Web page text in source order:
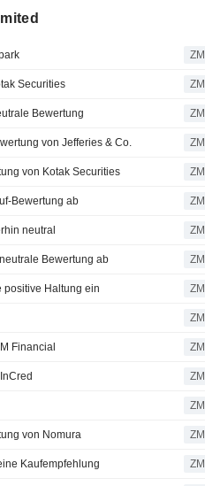
ZM
Securities ZM
Bewertung ZM
von Jefferies & Co. ZM
von Kotak Securities ZM
Bewertung ab ZM
neutral ZM
Bewertung ab ZM
positive Haltung ein ZM
ZM
Financial ZM
ZM
ZM
von Nomura ZM
Kaufempfehlung ZM